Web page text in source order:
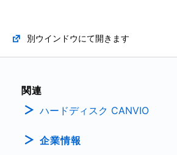
別ウインドウにて開きます
関連
ハードディスク CANVIO
企業情報